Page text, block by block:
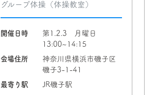
グループ体操（体操教室）
開催日時
第1.2.3 月曜日
13:00~14:15
会場住所
神奈川県横浜市磯子区
磯子3-1-41
最寄り駅
JR磯子駅